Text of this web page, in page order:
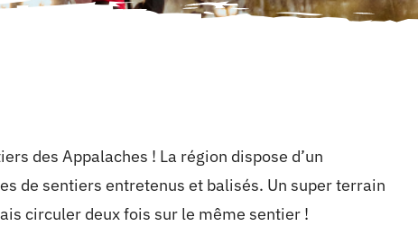
des Appalaches ! La région dispose d’un
de sentiers entretenus et balisés. Un super terrain
circuler deux fois sur le même sentier !